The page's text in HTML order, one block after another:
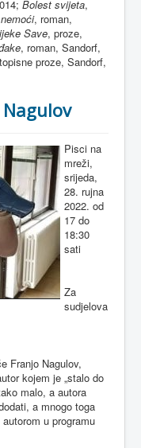
Bolest svijeta,
, roman,
Save, proze,
, roman, Sandorf,
proze, Sandorf,
Pisci na
mreži,
srijeda,
28. rujna
2022. od
17 do
18:30
sati
Za
sudjelova
Franjo Nagulov,
kojem je „stalo do
malo, a autora
a mnogo toga
u programu